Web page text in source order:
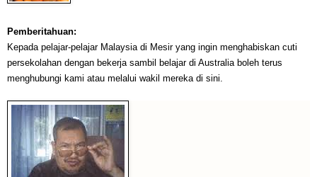
Pemberitahuan:
Kepada pelajar-pelajar Malaysia di Mesir yang ingin menghabiskan cuti
persekolahan dengan bekerja sambil belajar di Australia boleh terus
menghubungi kami atau melalui wakil mereka di sini.